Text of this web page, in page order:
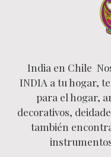
India en Chile
INDIA a tu hogar,
para el hogar,
decorativos,
también